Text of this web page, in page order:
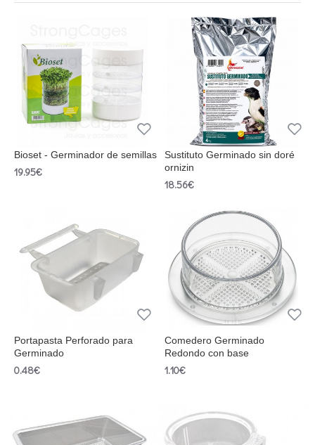
Bioset - Germinador de semillas
19.95€
Sustituto Germinado sin doré
ornizin
18.56€
Portapasta Perforado para
Germinado
0.48€
Comedero Germinado
Redondo con base
1.10€